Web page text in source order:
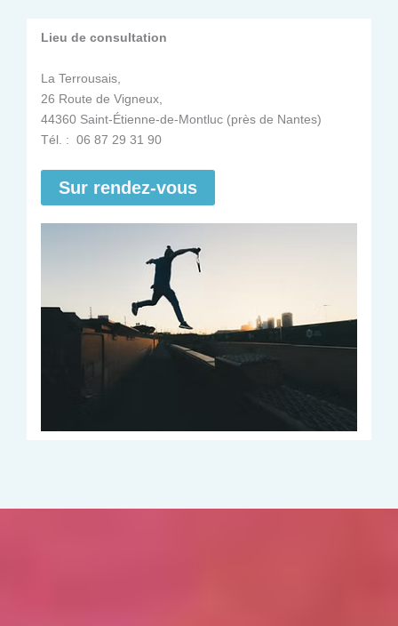
Lieu de consultation
La Terrousais,
26 Route de Vigneux,
44360 Saint-Étienne-de-Montluc (près de Nantes)
Tél. : 06 87 29 31 90
Sur rendez-vous